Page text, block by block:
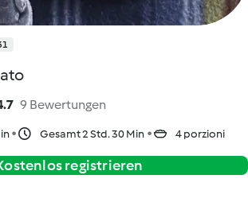
9 Bewertungen
Gesamt 2 Std. 30 Min 4 porzioni
registrieren